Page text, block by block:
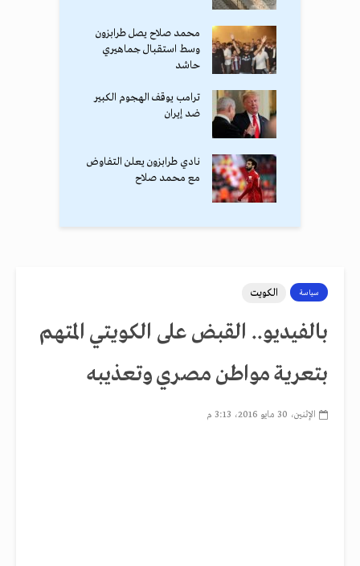
محمد صلاح يصل طرابزون
وسط استقبال جماهيري
حاشد
ترامب يوقف الهجوم الكبير
ضد إيران
نادي طرابزون يعلن التفاوض
مع محمد صلاح
سياسة الكويت
بالفيديو.. القبض على الكويتي المتهم
بتعرية مواطن مصري وتعذيبه
الإثنين، 30 مايو 2016، 3:13 م